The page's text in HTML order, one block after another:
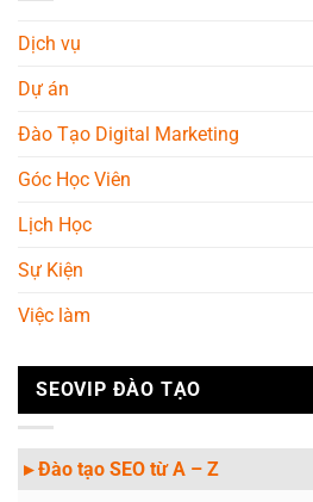
Dịch vụ
Dự án
Đào Tạo Digital Marketing
Góc Học Viên
Lịch Học
Sự Kiện
Việc làm
SEOVIP ĐÀO TẠO
▸ Đào tạo SEO từ A – Z